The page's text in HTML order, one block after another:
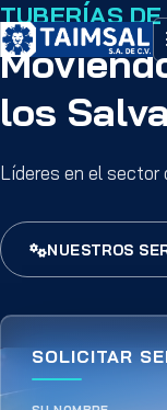
TUBERÍAS
los
Líderes en el sector
NUESTROS
SOLICITAR